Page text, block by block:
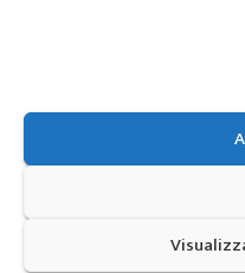
Spazio
Proudly powered by